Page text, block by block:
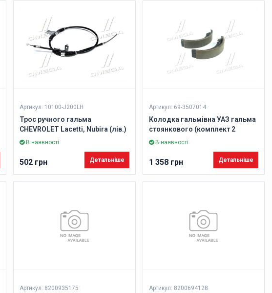
Артикул: 10100-J200LH
Трос ручного гальма
CHEVROLET Lacetti, Nubira (лів.)
(96435117) (вир-во Febest)
В наявності
502 грн Детальніше
Артикул: 69-3507014
Колодка гальмівна УАЗ гальма
стоянкового (комплект 2
штуки) (DETALKA)
В наявності
1 358 грн Детальніше
Артикул: 8200935175 Артикул: 8200694128